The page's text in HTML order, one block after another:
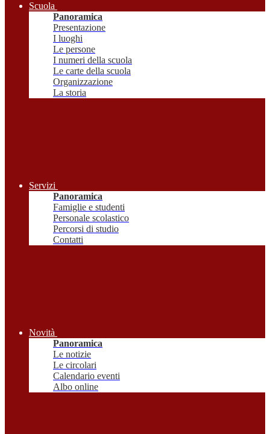
Scuola
Panoramica
Presentazione
I luoghi
Le persone
I numeri della scuola
Le carte della scuola
Organizzazione
La storia
Servizi
Panoramica
Famiglie e studenti
Personale scolastico
Percorsi di studio
Contatti
Novità
Panoramica
Le notizie
Le circolari
Calendario eventi
Albo online